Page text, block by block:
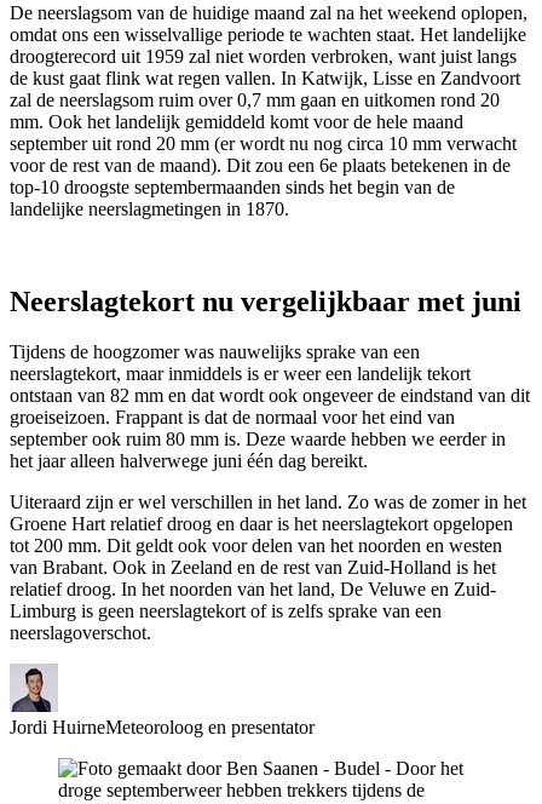
De neerslagsom van de huidige maand zal na het weekend oplopen,
omdat ons een wisselvallige periode te wachten staat. Het landelijke
droogterecord uit 1959 zal niet worden verbroken, want juist langs
de kust gaat flink wat regen vallen. In Katwijk, Lisse en Zandvoort
zal de neerslagsom ruim over 0,7 mm gaan en uitkomen rond 20
mm. Ook het landelijk gemiddeld komt voor de hele maand
september uit rond 20 mm (er wordt nu nog circa 10 mm verwacht
voor de rest van de maand). Dit zou een 6e plaats betekenen in de
top-10 droogste septembermaanden sinds het begin van de
landelijke neerslagmetingen in 1870.
Neerslagtekort nu vergelijkbaar met juni
Tijdens de hoogzomer was nauwelijks sprake van een
neerslagtekort, maar inmiddels is er weer een landelijk tekort
ontstaan van 82 mm en dat wordt ook ongeveer de eindstand van dit
groeiseizoen. Frappant is dat de normaal voor het eind van
september ook ruim 80 mm is. Deze waarde hebben we eerder in
het jaar alleen halverwege juni één dag bereikt.
Uiteraard zijn er wel verschillen in het land. Zo was de zomer in het
Groene Hart relatief droog en daar is het neerslagtekort opgelopen
tot 200 mm. Dit geldt ook voor delen van het noorden en westen
van Brabant. Ook in Zeeland en de rest van Zuid-Holland is het
relatief droog. In het noorden van het land, De Veluwe en Zuid-
Limburg is geen neerslagtekort of is zelfs sprake van een
neerslagoverschot.
Jordi HuirneMeteoroloog en presentator